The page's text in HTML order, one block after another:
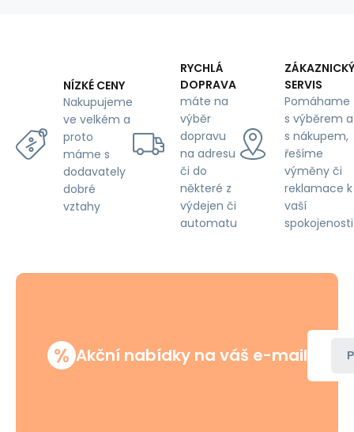
NÍZKÉ CENY
Nakupujeme
ve velkém a
proto
máme s
dodavately
dobré
vztahy
RYCHLÁ
DOPRAVA
máte na
výběr
dopravu
na adresu
či do
některé z
výdejen či
automatu
ZÁKAZNICKÝ
SERVIS
Pomáhame
s výběrem a
s nákupem,
řešíme
výměny či
reklamace k
vaší
spokojenosti
% Akční nabídky na váš e-mail